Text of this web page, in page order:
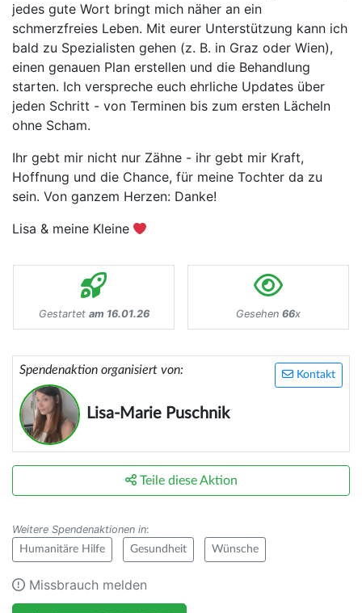
jedes gute Wort bringt mich näher an ein
schmerzfreies Leben. Mit eurer Unterstützung kann ich
bald zu Spezialisten gehen (z. B. in Graz oder Wien),
einen genauen Plan erstellen und die Behandlung
starten. Ich verspreche euch ehrliche Updates über
jeden Schritt - von Terminen bis zum ersten Lächeln
ohne Scham.
Ihr gebt mir nicht nur Zähne - ihr gebt mir Kraft,
Hoffnung und die Chance, für meine Tochter da zu
sein. Von ganzem Herzen: Danke!
Lisa & meine Kleine
Gestartet am 16.01.26 Gesehen 66x
Kontakt
Spendenaktion organisiert von:
Lisa-Marie Puschnik
Teile diese Aktion
Weitere Spendenaktionen in:
Humanitäre Hilfe Gesundheit Wünsche
Missbrauch melden